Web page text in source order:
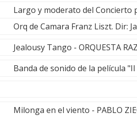
Largo y moderato del Concierto
Orq de Camara Franz Liszt. Dir:
Jealousy Tango - ORQUESTA
Banda de sonido de la película
Milonga en el viento - PABLO